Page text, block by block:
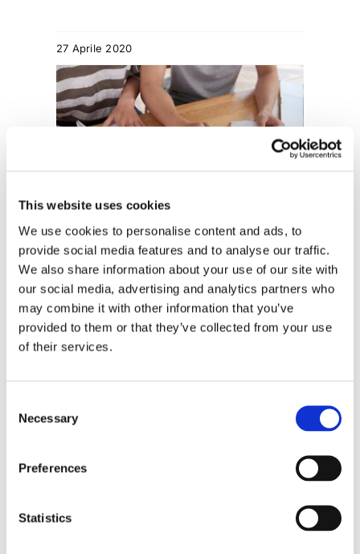
This website uses cookies
We use cookies to personalise content and ads, to
provide social media features and to analyse our traffic.
We also share information about your use of our site with
our social media, advertising and analytics partners who
may combine it with other information that you’ve
provided to them or that they’ve collected from your use
of their services.
Selection
Necessary
Preferences
Statistics
27 Aprile 2020
Covid-19:
imprese in
difficoltà e
aziende. Azioni
esecutive ed
azioni da parte